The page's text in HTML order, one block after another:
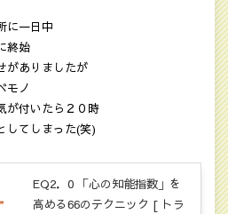
に一日中
終始
がありましたが
モノ
が付いたら２０時
してしまった(笑)
EQ2．0 「心の知能指数」を
高める66のテクニック [ トラ